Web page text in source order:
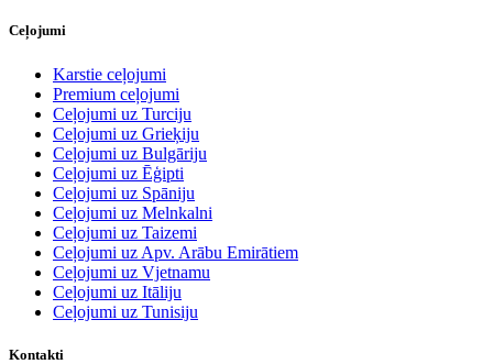
Ceļojumi
Karstie ceļojumi
Premium ceļojumi
Ceļojumi uz Turciju
Ceļojumi uz Grieķiju
Ceļojumi uz Bulgāriju
Ceļojumi uz Ēģipti
Ceļojumi uz Spāniju
Ceļojumi uz Melnkalni
Ceļojumi uz Taizemi
Ceļojumi uz Apv. Arābu Emirātiem
Ceļojumi uz Vjetnamu
Ceļojumi uz Itāliju
Ceļojumi uz Tunisiju
Kontakti